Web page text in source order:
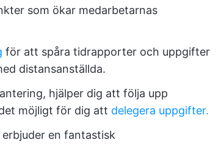
som ökar medarbetarnas
för att spåra tidrapporter och uppgifter
distansanställda.
hjälper dig att följa upp
möjligt för dig att delegera uppgifter.
en fantastisk